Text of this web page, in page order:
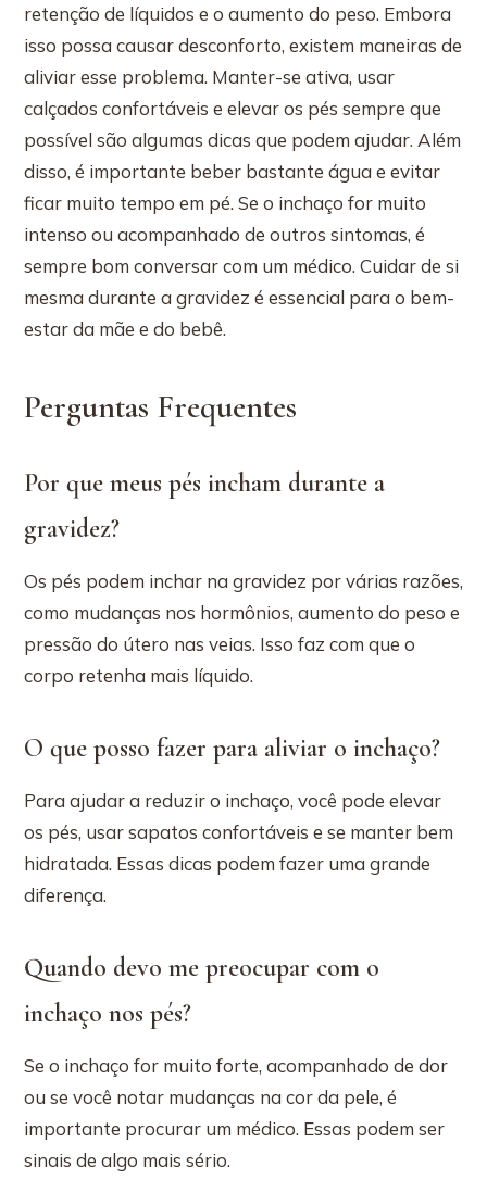
retenção de líquidos e o aumento do peso. Embora
isso possa causar desconforto, existem maneiras de
aliviar esse problema. Manter-se ativa, usar
calçados confortáveis e elevar os pés sempre que
possível são algumas dicas que podem ajudar. Além
disso, é importante beber bastante água e evitar
ficar muito tempo em pé. Se o inchaço for muito
intenso ou acompanhado de outros sintomas, é
sempre bom conversar com um médico. Cuidar de si
mesma durante a gravidez é essencial para o bem-
estar da mãe e do bebê.
Perguntas Frequentes
Por que meus pés incham durante a
gravidez?
Os pés podem inchar na gravidez por várias razões,
como mudanças nos hormônios, aumento do peso e
pressão do útero nas veias. Isso faz com que o
corpo retenha mais líquido.
O que posso fazer para aliviar o inchaço?
Para ajudar a reduzir o inchaço, você pode elevar
os pés, usar sapatos confortáveis e se manter bem
hidratada. Essas dicas podem fazer uma grande
diferença.
Quando devo me preocupar com o
inchaço nos pés?
Se o inchaço for muito forte, acompanhado de dor
ou se você notar mudanças na cor da pele, é
importante procurar um médico. Essas podem ser
sinais de algo mais sério.